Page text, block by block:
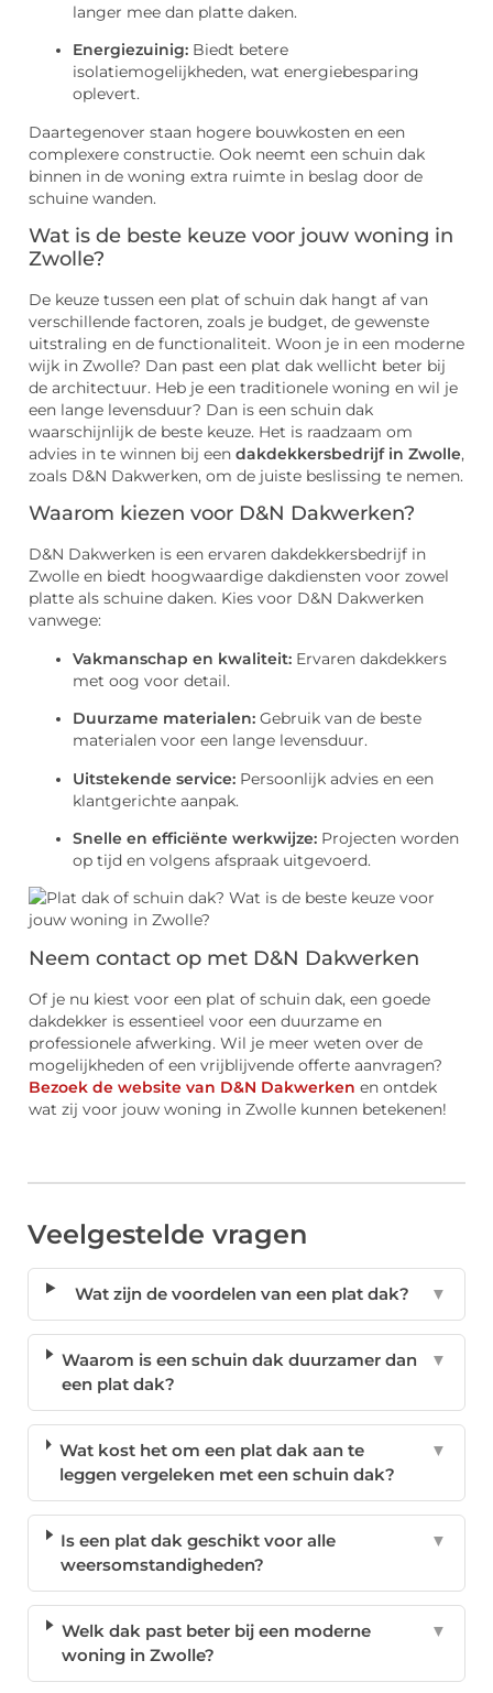
langer mee dan platte daken.
Energiezuinig: Biedt betere
isolatiemogelijkheden, wat energiebesparing
oplevert.
Daartegenover staan hogere bouwkosten en een
complexere constructie. Ook neemt een schuin dak
binnen in de woning extra ruimte in beslag door de
schuine wanden.
Wat is de beste keuze voor jouw woning in
Zwolle?
De keuze tussen een plat of schuin dak hangt af van
verschillende factoren, zoals je budget, de gewenste
uitstraling en de functionaliteit. Woon je in een moderne
wijk in Zwolle? Dan past een plat dak wellicht beter bij
de architectuur. Heb je een traditionele woning en wil je
een lange levensduur? Dan is een schuin dak
waarschijnlijk de beste keuze. Het is raadzaam om
advies in te winnen bij een dakdekkersbedrijf in Zwolle,
zoals D&N Dakwerken, om de juiste beslissing te nemen.
Waarom kiezen voor D&N Dakwerken?
D&N Dakwerken is een ervaren dakdekkersbedrijf in
Zwolle en biedt hoogwaardige dakdiensten voor zowel
platte als schuine daken. Kies voor D&N Dakwerken
vanwege:
Vakmanschap en kwaliteit: Ervaren dakdekkers
met oog voor detail.
Duurzame materialen: Gebruik van de beste
materialen voor een lange levensduur.
Uitstekende service: Persoonlijk advies en een
klantgerichte aanpak.
Snelle en efficiënte werkwijze: Projecten worden
op tijd en volgens afspraak uitgevoerd.
Neem contact op met D&N Dakwerken
Of je nu kiest voor een plat of schuin dak, een goede
dakdekker is essentieel voor een duurzame en
professionele afwerking. Wil je meer weten over de
mogelijkheden of een vrijblijvende offerte aanvragen?
Bezoek de website van D&N Dakwerken en ontdek
wat zij voor jouw woning in Zwolle kunnen betekenen!
Veelgestelde vragen
Wat zijn de voordelen van een plat dak? ▼
Waarom is een schuin dak duurzamer dan
een plat dak?
▼
Wat kost het om een plat dak aan te
leggen vergeleken met een schuin dak?
▼
Is een plat dak geschikt voor alle
weersomstandigheden?
▼
Welk dak past beter bij een moderne
woning in Zwolle?
▼